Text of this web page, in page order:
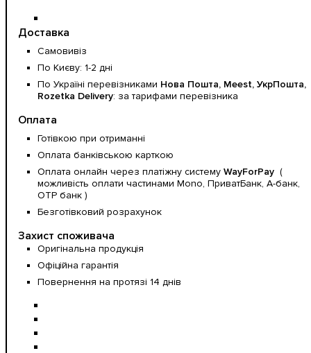
Доставка
Самовивіз
По Києву: 1-2 дні
По Україні перевізниками Нова Пошта, Meest, УкрПошта,
Rozetka Delivery: за тарифами перевізника
Оплата
Готівкою при отриманні
Оплата банківською карткою
Оплата онлайн через платіжну систему WayForPay (
можливість оплати частинами Mono, ПриватБанк, А-банк,
OTP банк )
Безготівковий розрахунок
Захист споживача
Оригінальна продукція
Офіційна гарантія
Повернення на протязі 14 днів